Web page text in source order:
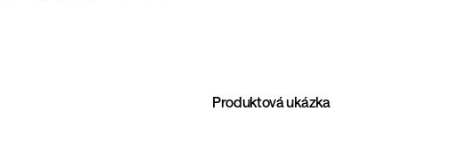
Produktová ukázka